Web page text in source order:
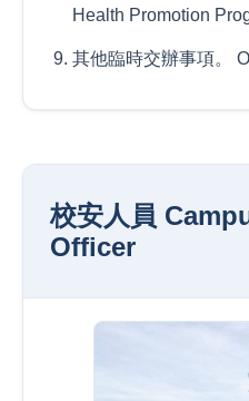
Health Promotion
其他臨時交辦事項。
校安人員
Officer